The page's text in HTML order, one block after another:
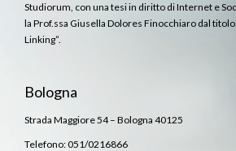
Studiorum, con una tesi in diritto di Internet e
la Prof.ssa Giusella Dolores Finocchiaro dal titolo
Linking”.
Bologna
Strada Maggiore 54 – Bologna 40125
Telefono: 051/0216866